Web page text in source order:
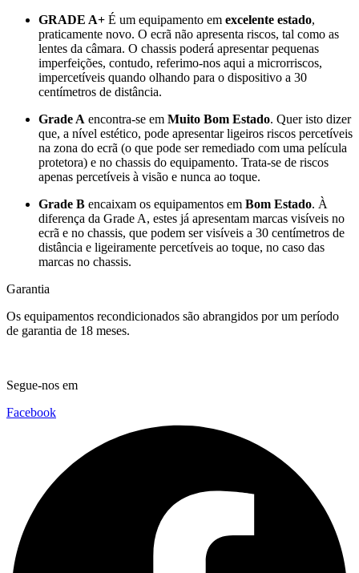
GRADE A+ É um equipamento em excelente estado,
praticamente novo. O ecrã não apresenta riscos, tal como as
lentes da câmara. O chassis poderá apresentar pequenas
imperfeições, contudo, referimo-nos aqui a microrriscos,
impercetíveis quando olhando para o dispositivo a 30
centímetros de distância.
Grade A encontra-se em Muito Bom Estado. Quer isto dizer
que, a nível estético, pode apresentar ligeiros riscos percetíveis
na zona do ecrã (o que pode ser remediado com uma película
protetora) e no chassis do equipamento. Trata-se de riscos
apenas percetíveis à visão e nunca ao toque.
Grade B encaixam os equipamentos em Bom Estado. À
diferença da Grade A, estes já apresentam marcas visíveis no
ecrã e no chassis, que podem ser visíveis a 30 centímetros de
distância e ligeiramente percetíveis ao toque, no caso das
marcas no chassis.
Garantia
Os equipamentos recondicionados são abrangidos por um período
de garantia de 18 meses.
Segue-nos em
Facebook